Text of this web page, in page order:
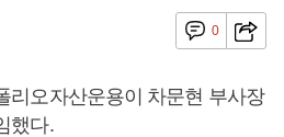
0
리오자산운용이 차문현 부사장
했다.